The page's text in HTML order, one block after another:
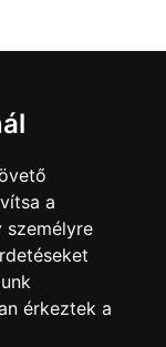
a
személyre
érkeztek a
tájékoztató